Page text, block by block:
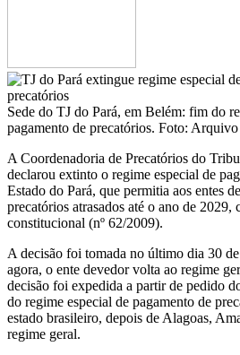
Sede do TJ do Pará, em Belém: fim do
pagamento de precatórios. Foto: Arquivo
A Coordenadoria de Precatórios do
declarou extinto o regime especial de
Estado do Pará, que permitia aos entes
precatórios atrasados até o ano de 2029,
constitucional (nº 62/2009).
A decisão foi tomada no último dia 30
agora, o ente devedor volta ao regime
decisão foi expedida a partir de pedido
do regime especial de pagamento de
estado brasileiro, depois de Alagoas,
regime geral.